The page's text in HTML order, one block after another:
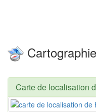
Cartographie
Carte de localisation